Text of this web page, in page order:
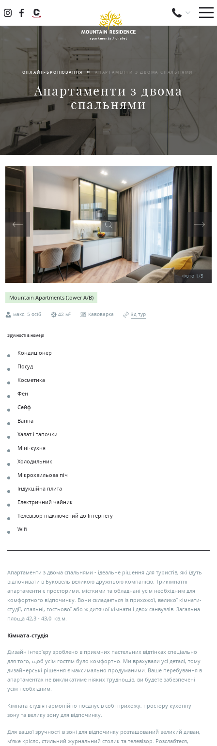
ОНЛАЙН-БРОНЮВАННЯ АПАРТАМЕНТИ З ДВОМА СПАЛЬНЯМИ
Апартаменти з двома
спальнями
Фото 1/5
Mountain Apartments (tower A/B)
макс. 5 осіб 42 м2 Кавоварка 3д тур
Зручності в номері
Кондиціонер
Посуд
Косметика
Фен
Сейф
Ванна
Халат і тапочки
Міні-кухня
Холодильник
Мікрохвильова піч
Індукційна плита
Електричний чайник
Телевізор підключений до Інтернету
Wifi
Апартаменти з двома спальнями - ідеальне рішення для туристів, які їдуть
відпочивати в Буковель великою дружньою компанією. Трикімнатні
апартаменти є просторими, місткими та обладнані усім необхідним для
комфортного відпочинку. Вони складається із прихожої, великої кімнати-
студії, спальні, гостьової або ж дитячої кімнати і двох санвузлів. Загальна
площа 42,3 - 43,0 кв.м.
Кімната-студія
Дизайн інтер’єру зроблено в приємних пастельних відтінках спеціально
для того, щоб усім гостям було комфортно. Ми врахували усі деталі, тому
дизайнерські рішення є максимально продуманими. Ваше перебування в
апартаментах не викликатиме ніяких труднощів, ви будете забезпечені
усім необхідним.
Кімната-студія гармонійно поєднує в собі прихожу, простору кухонну
зону та велику зону для відпочинку.
Для вашої зручності в зоні для відпочинку розташований великий диван,
м’яке крісло, стильний журнальний столик та телевізор. Розслабтеся,